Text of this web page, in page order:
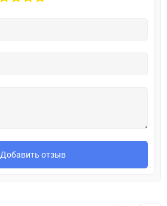
Добавить отзыв